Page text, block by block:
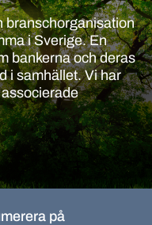
branschorganisation
i Sverige. En
bankerna och deras
i samhället. Vi har
på